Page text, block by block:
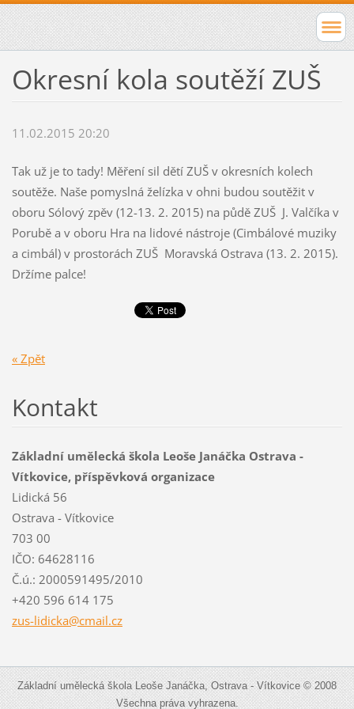
Okresní kola soutěží ZUŠ
11.02.2015 20:20
Tak už je to tady! Měření sil dětí ZUŠ v okresních kolech
soutěže. Naše pomyslná želízka v ohni budou soutěžit v
oboru Sólový zpěv (12-13. 2. 2015) na půdě ZUŠ J. Valčíka v
Porubě a v oboru Hra na lidové nástroje (Cimbálové muziky
a cimbál) v prostorách ZUŠ Moravská Ostrava (13. 2. 2015).
Držíme palce!
« Zpět
Kontakt
Základní umělecká škola Leoše Janáčka Ostrava -
Vítkovice, příspěvková organizace
Lidická 56
Ostrava - Vítkovice
703 00
IČO: 64628116
Č.ú.: 2000591495/2010
+420 596 614 175
zus-lidicka@cmail.cz
Základní umělecká škola Leoše Janáčka, Ostrava - Vítkovice © 2008
Všechna práva vyhrazena.